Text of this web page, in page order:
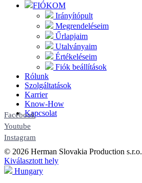
FIÓKOM
Irányítópult
Megrendeléseim
Űrlapjaim
Utalványaim
Értékeléseim
Fiók beállítások
Rólunk
Szolgáltatások
Karrier
Know-How
Kapcsolat
Facebook
Youtube
Instagram
© 2026 Herman Slovakia Production s.r.o.
Kiválasztott hely
Hungary